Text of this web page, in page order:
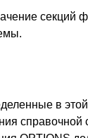
секций
в
справочной